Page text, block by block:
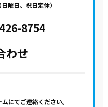
曜日、祝日定休）
8754
わせ
にてご連絡ください。